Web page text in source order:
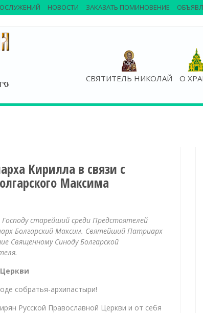
СВЯТИТЕЛЬ НИКОЛАЙ О
НОВОСТИ ЗАКАЗАТЬ ПОМИНОВЕНИЕ
Кирилла в связи с
Максима
старейший среди Предстоятелей
Болгарский Максим. Святейший Патриарх
Священному Синоду Болгарской
собратья-архипастыри!
Русской Православной Церкви и от себя